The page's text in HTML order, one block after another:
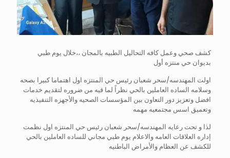
كشف صحي وعمل كافه التحاليل الطبيه بالمجان ،،خلال يوم طبي
بديوان حي منتزه أول
اولت المهندسه/سحر شعبان رئيس حي المنتزه اول اهتماما كبيرا بصحه
وسلامه الساده العاملين بالحي نظراً لما فيه من ضروره لتقديم خدمات
افضل وتعزيز دور التعاون بين المؤسسات الصحيه والأجهزه التنفيذيه
وتعميق اسس مجتمعيه مهمه
لذا و تحت رعايه المهندسه/سحر شعبان رئيس حي المنتزه اول نظمت
إداره العلاقات العامه والاعلام يوم طبي مجاني للساده العاملين بالحي
للكشف عن العظام والأمراض الباطنيه